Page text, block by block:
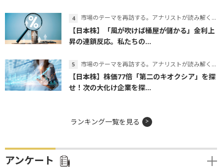
市場のテーマを再訪する。アナリストが読み解くテーマの本質
【日本株】「風が吹けば桶屋が儲かる」金利上
昇の連鎖反応。私たちの...
市場のテーマを再訪する。アナリストが読み解くテーマの本質
【日本株】株価77倍「第二のキオクシア」を探
せ！次の大化け企業を探...
ランキング一覧を見る
アンケート